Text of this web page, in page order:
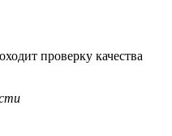
проверку качества